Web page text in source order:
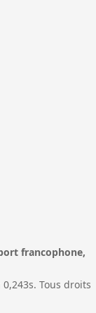
francophone,
Tous droits